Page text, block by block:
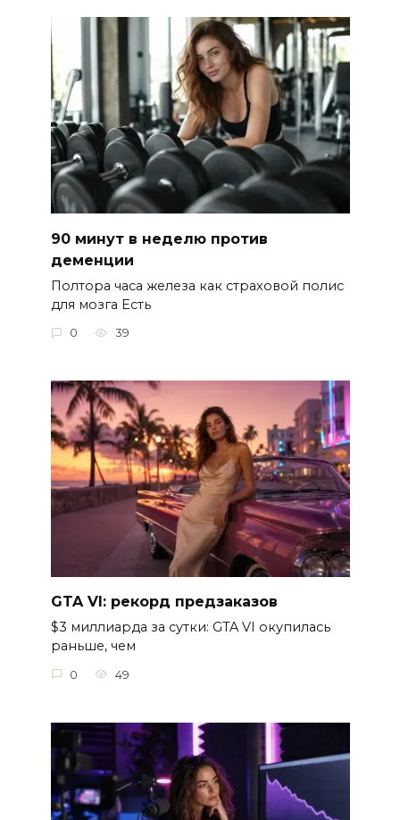
90 минут в неделю против
деменции
Полтора часа железа как страховой полис
для мозга Есть
0 39
GTA VI: рекорд предзаказов
$3 миллиарда за сутки: GTA VI окупилась
раньше, чем
0 49